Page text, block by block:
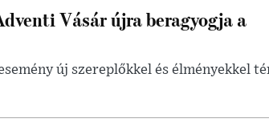
Vásár újra beragyogja a
új szereplőkkel és élményekkel